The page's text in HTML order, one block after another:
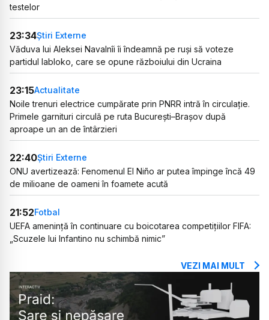
testelor
23:34Știri Externe
Văduva lui Aleksei Navalnîi îi îndeamnă pe ruși să voteze
partidul Iabloko, care se opune războiului din Ucraina
23:15Actualitate
Noile trenuri electrice cumpărate prin PNRR intră în circulație.
Primele garnituri circulă pe ruta București–Brașov după
aproape un an de întârzieri
22:40Știri Externe
ONU avertizează: Fenomenul El Niño ar putea împinge încă 49
de milioane de oameni în foamete acută
21:52Fotbal
UEFA amenință în continuare cu boicotarea competițiilor FIFA:
„Scuzele lui Infantino nu schimbă nimic”
VEZI MAI MULT